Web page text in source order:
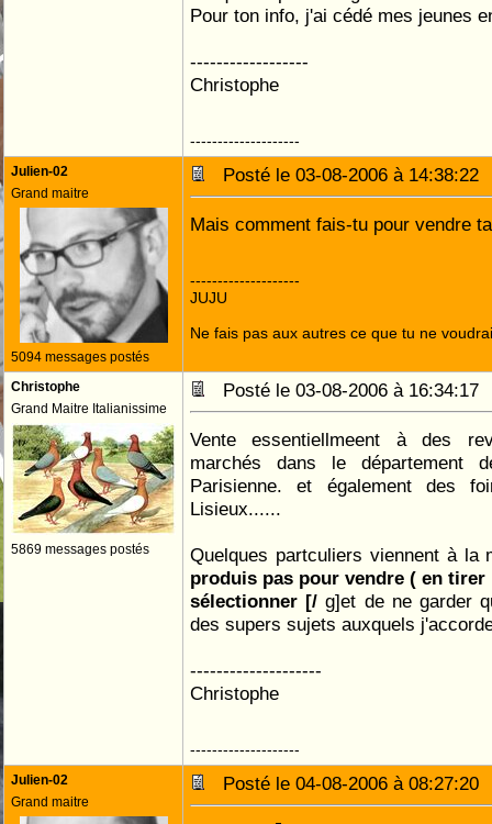
Pour ton info, j'ai cédé mes jeunes
------------------
Christophe
--------------------
Julien-02
Grand maitre
5094 messages postés
Posté le 03-08-2006 à
Mais comment fais-tu pour vendre
--------------------
JUJU
Ne fais pas aux autres ce que tu ne
Christophe
Grand Maitre Italianissime
5869 messages postés
Posté le 03-08-2006 à
Vente essentiellmeent à des
marchés dans le département
Parisienne. et également des
Lisieux......
Quelques partculiers viennent à la
produis pas pour vendre ( en
sélectionner [/g]et de ne garder
des supers sujets auxquels
--------------------
Christophe
--------------------
Julien-02
Grand maitre
Posté le 04-08-2006 à